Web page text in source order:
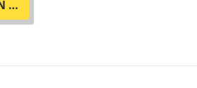
…
OTHERLAND
KURD